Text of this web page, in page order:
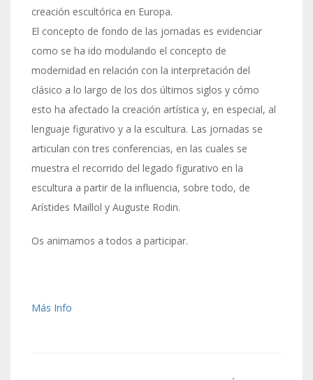
creación escultórica en Europa.
El concepto de fondo de las jornadas es evidenciar
como se ha ido modulando el concepto de
modernidad en relación con la interpretación del
clásico a lo largo de los dos últimos siglos y cómo
esto ha afectado la creación artística y, en especial, al
lenguaje figurativo y a la escultura. Las jornadas se
articulan con tres conferencias, en las cuales se
muestra el recorrido del legado figurativo en la
escultura a partir de la influencia, sobre todo, de
Arístides Maillol y Auguste Rodin.
Os animamos a todos a participar.
Más Info